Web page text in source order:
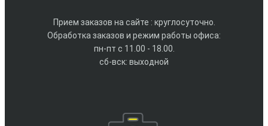
Прием заказов на сайте : круглосуточно.
Обработка заказов и режим работы офиса:
пн-пт с 11.00 - 18.00.
сб-вск: выходной